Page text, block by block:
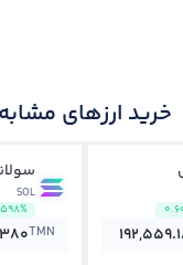
خرید ارزهای مشابه
SOL
TMN